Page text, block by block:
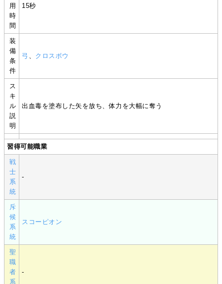
用
時
間
15秒
装
備
条
件
弓 クロスボウ
ス
キ
ル
説
明
出血毒を塗布した矢を放ち、体力を大幅に奪う
習得可能職業
戦
士
系
統
-
斥
候
系
統
スコーピオン
聖
職
者
系
-